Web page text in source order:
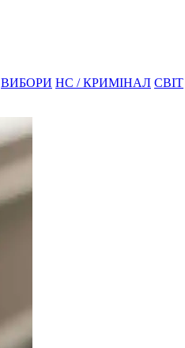
ВИБОРИ НС / КРИМІНАЛ СВІТ